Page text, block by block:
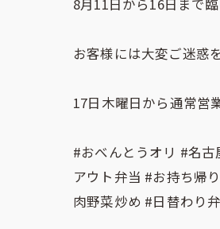
8月11日から16日まで
お客様には大変ご迷惑
17日木曜日から通常営
#おべんとうオリ #名
アウト弁当 #お持ち帰
肉野菜炒め #日替わり